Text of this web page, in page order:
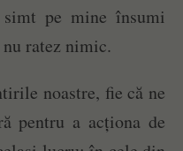
pe mine însumi
ratez nimic.
noastre, fie că ne
pentru a acționa de